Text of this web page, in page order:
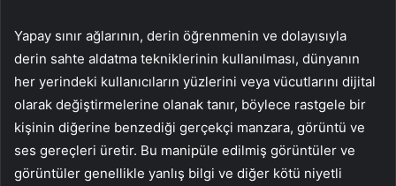
Yapay sınır ağlarının, derin öğrenmenin ve dolayısıyla
derin sahte aldatma tekniklerinin kullanılması, dünyanın
her yerindeki kullanıcıların yüzlerini veya vücutlarını dijital
olarak değiştirmelerine olanak tanır, böylece rastgele bir
kişinin diğerine benzediği gerçekçi manzara, görüntü ve
ses gereçleri üretir. Bu manipüle edilmiş görüntüler ve
görüntüler genellikle yanlış bilgi ve diğer kötü niyetli